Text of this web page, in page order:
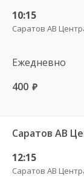
10:15
Ежедневно
400 руб.
12:15